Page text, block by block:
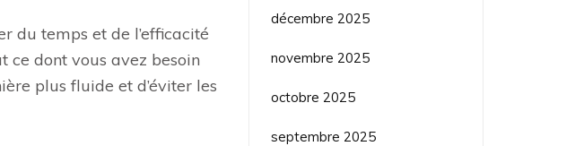
du temps et de l’efficacité
ce dont vous avez besoin
plus fluide et d’éviter les
décembre 2025
novembre 2025
octobre 2025
septembre 2025